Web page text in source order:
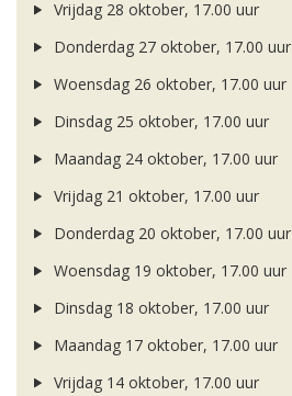
Vrijdag 28 oktober, 17.00 uur
Donderdag 27 oktober, 17.00 uur
Woensdag 26 oktober, 17.00 uur
Dinsdag 25 oktober, 17.00 uur
Maandag 24 oktober, 17.00 uur
Vrijdag 21 oktober, 17.00 uur
Donderdag 20 oktober, 17.00 uur
Woensdag 19 oktober, 17.00 uur
Dinsdag 18 oktober, 17.00 uur
Maandag 17 oktober, 17.00 uur
Vrijdag 14 oktober, 17.00 uur